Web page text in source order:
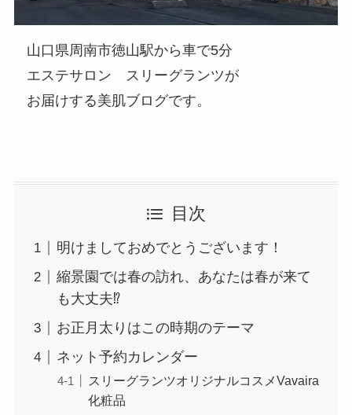
山口県周南市徳山駅から車で5分
エステサロン スリーグランツが
お届けする美肌ブログです。
目次
明けましておめでとうございます！
縮景園では春の訪れ、あなたは春が来て
も大丈夫⁉
お正月太りはこの時期のテーマ
ネット予約カレンダー
スリーグランツオリジナルコスメVavaira
化粧品